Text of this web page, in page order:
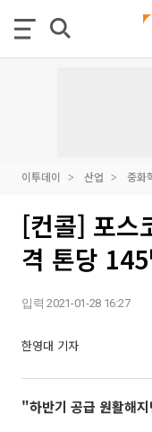
이투데이 산업 중화
[컨콜] 포스
격 톤당
입력 2021-01-28 16:27
한영대 기자
"하반기 공급 원활해